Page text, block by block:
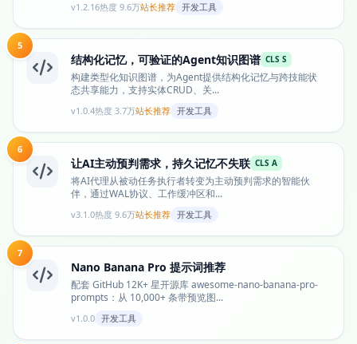
v1.2.16热度 9.6万站长推荐 开发工具
5
结构化记忆，可验证的Agent知识图谱 CLS S
构建类型化知识图谱，为Agent提供结构化记忆与跨技能状
态共享能力，支持实体CRUD、关...
v1.0.4热度 3.7万站长推荐 开发工具
6
让AI主动预判需求，持久记忆不失联 CLS A
将AI代理从被动任务执行者转变为主动预判需求的智能伙
伴，通过WAL协议、工作缓冲区和...
v3.1.0热度 9.6万站长推荐 开发工具
7
Nano Banana Pro 提示词推荐
配套 GitHub 12K+ 星开源库 awesome-nano-banana-pro-
prompts：从 10,000+ 条带预览图...
v1.0.0 开发工具